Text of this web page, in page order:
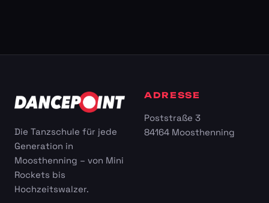
Die Tanzschule für jede
Generation in
Moosthenning – von Mini
Rockets bis
Hochzeitswalzer.
ADRESSE
Poststraße 3
84164 Moosthenning